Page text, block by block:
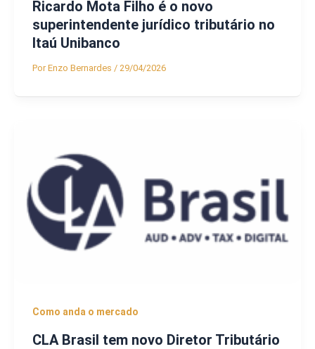
Ricardo Mota Filho é o novo
superintendente jurídico tributário no
Itaú Unibanco
PorEnzo Bernardes / 29/04/2026
Como anda o mercado
CLA Brasil tem novo Diretor Tributário